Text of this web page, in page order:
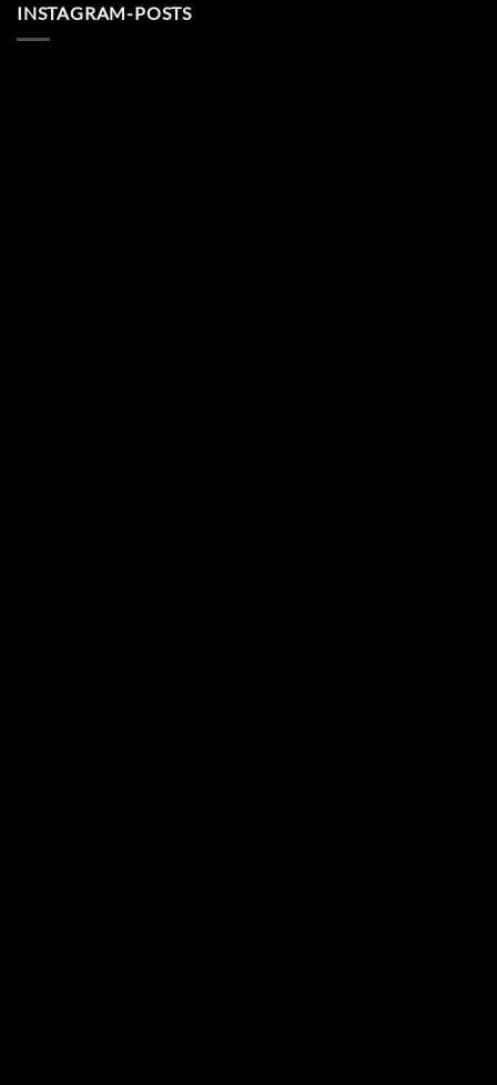
INSTAGRAM-POSTS